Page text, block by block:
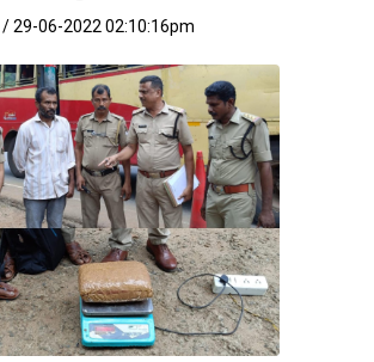
/ 29-06-2022 02:10:16pm